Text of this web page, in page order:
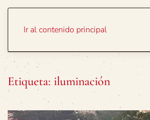
Ir al contenido principal
Etiqueta: iluminación